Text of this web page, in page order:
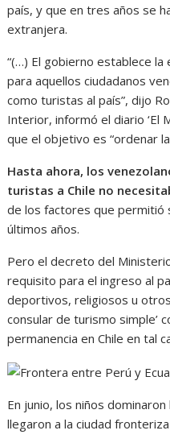
país, y que en tres años se
extranjera.
“(…) El gobierno establece la
para aquellos ciudadanos
como turistas al país”, dijo
Interior, informó el diario ‘El
que el objetivo es “ordenar la
Hasta ahora, los
turistas a Chile no
de los factores que permitió
últimos años.
Pero el decreto del
requisito para el ingreso al
deportivos, religiosos u
consular de turismo simple’
permanencia en Chile en tal
En junio, los niños
llegaron a la ciudad